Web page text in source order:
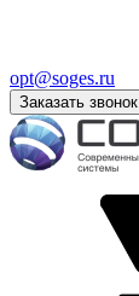
opt@soges.ru
Заказать звонок